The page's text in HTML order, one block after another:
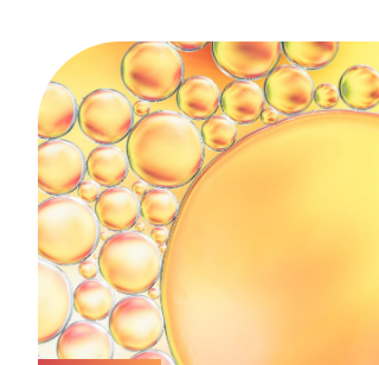
驗， 這項技術結合了現代科技與健康
理理念， 幫助您在保持正常飲食的情
下，輕鬆達成理想體態 NEO熱磁減脂
用先進的熱磁技術，針對脂肪進行非侵
入式的處理 促使脂肪燃燒，改善循環，
並且避免對身體造成任何壓力， 我們深
知，減脂不應